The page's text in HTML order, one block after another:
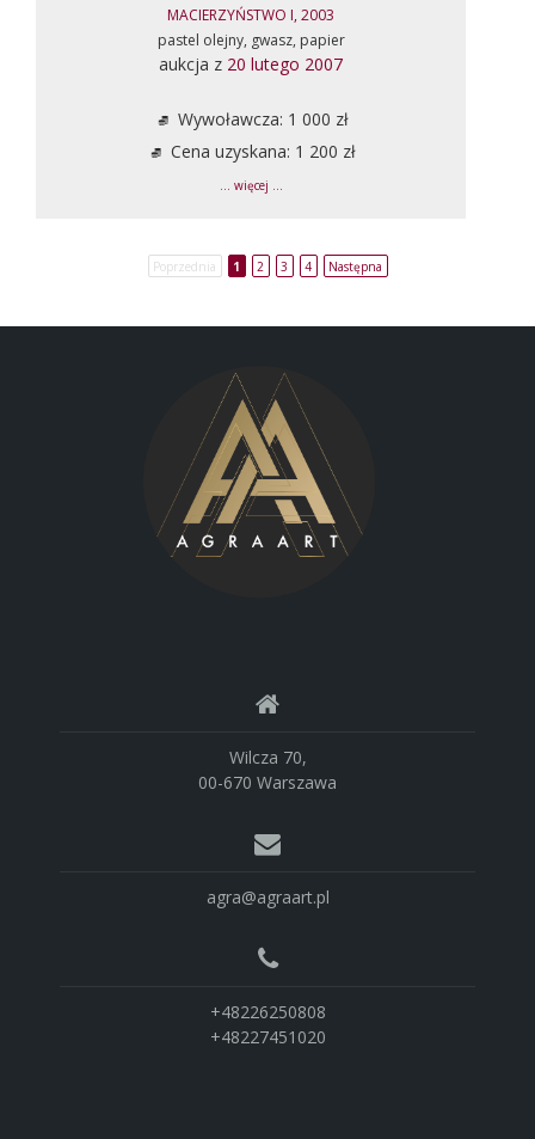
MACIERZYŃSTWO I, 2003
pastel olejny, gwasz, papier
aukcja z 20 lutego 2007
Wywoławcza: 1 000 zł
Cena uzyskana: 1 200 zł
... więcej ...
Poprzednia 1 2 3 4 Następna
Wilcza 70,
00-670 Warszawa
agra@agraart.pl
+48226250808
+48227451020